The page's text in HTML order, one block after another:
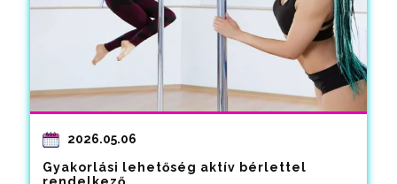
2026.05.06
Gyakorlási lehetőség aktív bérlettel